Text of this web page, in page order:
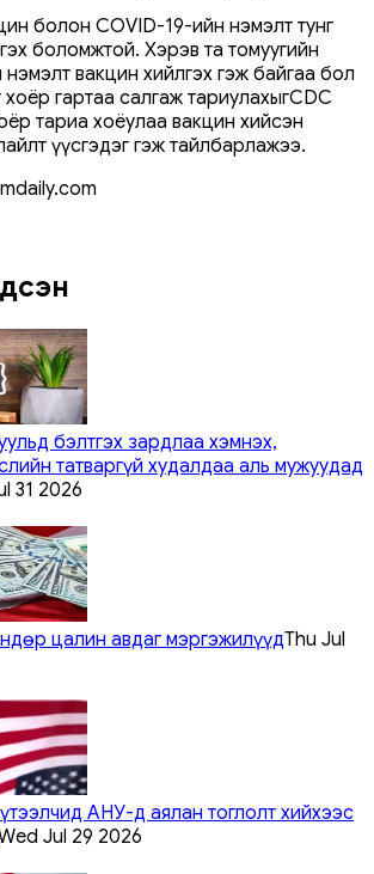
болон COVID-19-ийн нэмэлт тунг
боломжтой. Хэрэв та томуугийн
вакцин хийлгэх гэж байгаа бол
хоёр гартаа салгаж тариулахыгCDC
тариа хоёулаа вакцин хийсэн
үүсгэдэг гэж тайлбарлажээ.
бэлтгэх зардлаа хэмнэх,
татваргүй худалдаа аль мужуудад
31 2026
цалин авдаг мэргэжилүүдThu Jul
АНУ-д аялан тоглолт хийхээс
Jul 29 2026